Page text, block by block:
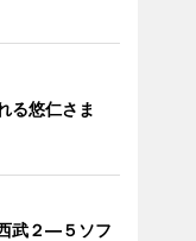
る悠仁さま
武２―５ソフ